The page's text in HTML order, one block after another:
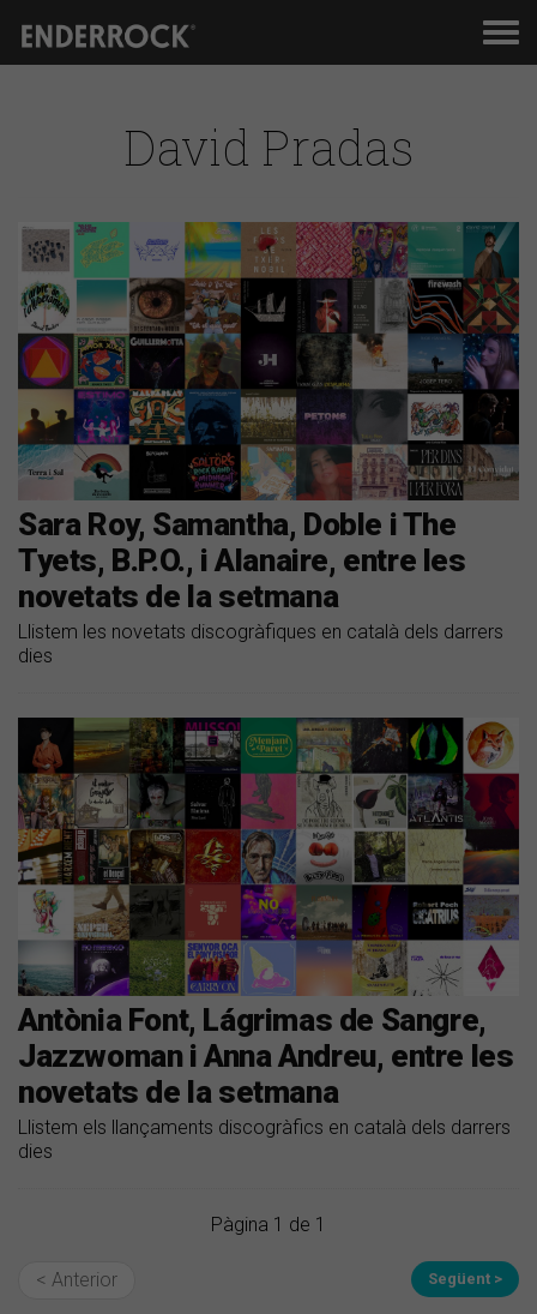
David Pradas
Sara Roy, Samantha, Doble i The
Tyets, B.P.O., i Alanaire, entre les
novetats de la setmana
Llistem les novetats discogràfiques en català dels darrers
dies
Antònia Font, Lágrimas de Sangre,
Jazzwoman i Anna Andreu, entre les
novetats de la setmana
Llistem els llançaments discogràfics en català dels darrers
dies
Pàgina 1 de 1
< Anterior Següent >